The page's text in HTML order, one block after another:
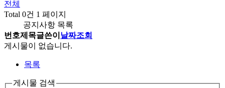
전체
Total 0건 1 페이지
공지사항 목록
번호제목글쓴이 날짜조회
게시물이 없습니다.
목록
게시물 검색